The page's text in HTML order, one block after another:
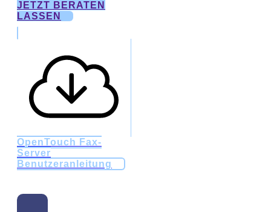
JETZT BERATEN
LASSEN
OpenTouch Fax-
Server
Benutzeranleitung